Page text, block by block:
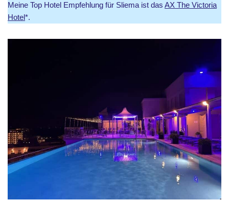
Meine Top Hotel Empfehlung für Sliema ist das AX The Victoria
Hotel*.